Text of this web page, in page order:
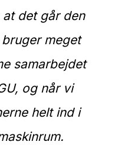
det går den
meget
samarbejdet
og når vi
helt ind i